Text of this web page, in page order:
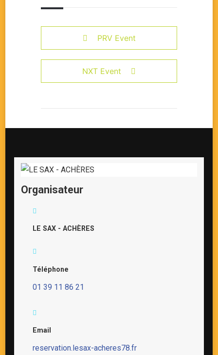
PRV Event
NXT Event
Organisateur
LE SAX - ACHÈRES
Téléphone
01 39 11 86 21
Email
reservation.lesax-acheres78.fr